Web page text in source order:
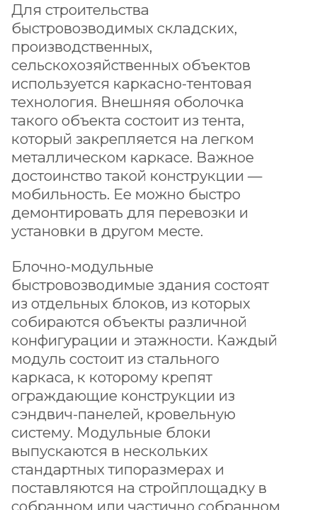
Для строительства
быстровозводимых складских,
производственных,
сельскохозяйственных объектов
используется каркасно-тентовая
технология. Внешняя оболочка
такого объекта состоит из тента,
который закрепляется на легком
металлическом каркасе. Важное
достоинство такой конструкции —
мобильность. Ее можно быстро
демонтировать для перевозки и
установки в другом месте.
Блочно-модульные
быстровозводимые здания состоят
из отдельных блоков, из которых
собираются объекты различной
конфигурации и этажности. Каждый
модуль состоит из стального
каркаса, к которому крепят
ограждающие конструкции из
сэндвич-панелей, кровельную
систему. Модульные блоки
выпускаются в нескольких
стандартных типоразмерах и
поставляются на стройплощадку в
собранном или частично собранном